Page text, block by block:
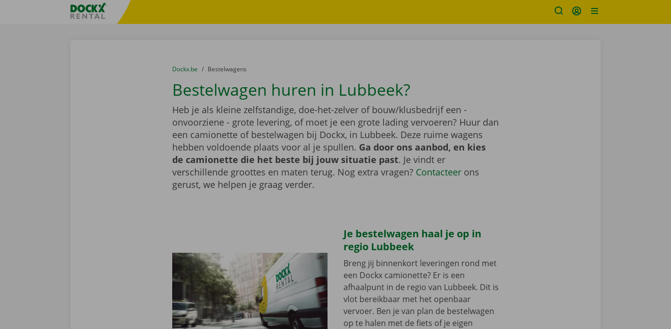
Taalselectie overslaanFratello DEMO
U bevindt zich hier:
van
Dockx.be naar
Bestelwagens
Bestelwagen huren in Lubbeek?
Heb je als kleine zelfstandige, doe-het-zelver of bouw/klusbedrijf een -
onvoorziene - grote levering, of moet je een grote lading vervoeren? Huur dan
een camionette of bestelwagen bij Dockx, in Lubbeek. Deze ruime wagens
hebben voldoende plaats voor al je spullen. Ga door ons aanbod, en kies
de camionette die het beste bij jouw situatie past. Je vindt er
verschillende groottes en maten terug. Nog extra vragen? Contacteerons
gerust, we helpen je graag verder.
Je bestelwagen haal je op in
regio Lubbeek
Breng jij binnenkort leveringen rond met
een Dockx camionette? Er is een
afhaalpunt in de regio van Lubbeek. Dit is
vlot bereikbaar met het openbaar
vervoer. Ben je van plan de bestelwagen
op te halen met de fiets of je eigen